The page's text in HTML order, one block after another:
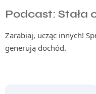
Podcast:
Zarabiaj, ucząc innych!
generują dochód.